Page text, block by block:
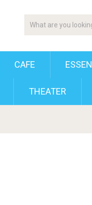
CAFE ESSEN
THEATER